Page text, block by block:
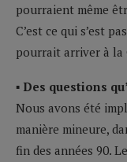
pourraient même
C’est ce qui s’est
pourrait arriver à la
▪ Des questions
Nous avons été
manière mineure,
fin des années 90.